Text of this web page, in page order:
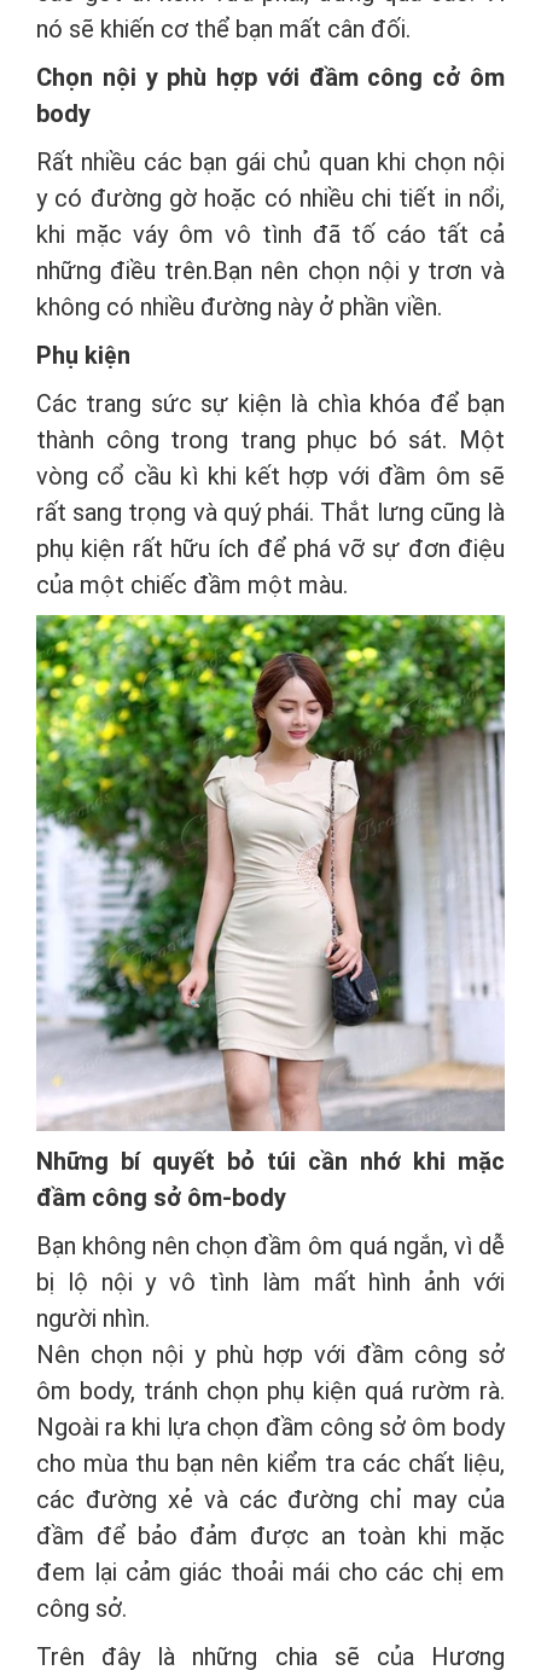
nó sẽ khiến cơ thể bạn mất cân đối.
Chọn nội y phù hợp với đầm công cở ôm
body
Rất nhiều các bạn gái chủ quan khi chọn nội
y có đường gờ hoặc có nhiều chi tiết in nổi,
khi mặc váy ôm vô tình đã tố cáo tất cả
những điều trên.Bạn nên chọn nội y trơn và
không có nhiều đường này ở phần viền.
Phụ kiện
Các trang sức sự kiện là chìa khóa để bạn
thành công trong trang phục bó sát. Một
vòng cổ cầu kì khi kết hợp với đầm ôm sẽ
rất sang trọng và quý phái. Thắt lưng cũng là
phụ kiện rất hữu ích để phá vỡ sự đơn điệu
của một chiếc đầm một màu.
Những bí quyết bỏ túi cần nhớ khi mặc
đầm công sở ôm-body
Bạn không nên chọn đầm ôm quá ngắn, vì dễ
bị lộ nội y vô tình làm mất hình ảnh với
người nhìn.
Nên chọn nội y phù hợp với đầm công sở
ôm body, tránh chọn phụ kiện quá rườm rà.
Ngoài ra khi lựa chọn đầm công sở ôm body
cho mùa thu bạn nên kiểm tra các chất liệu,
các đường xẻ và các đường chỉ may của
đầm để bảo đảm được an toàn khi mặc
đem lại cảm giác thoải mái cho các chị em
công sở.
Trên đây là những chia sẽ của Hương